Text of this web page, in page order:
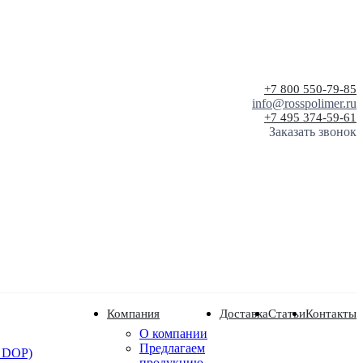
+7 800 550-79-85
info@rosspolimer.ru
+7 495 374-59-61
Заказать звонок
Компания
О компании
Предлагаем
ДоставкаСтатьиКонтакты